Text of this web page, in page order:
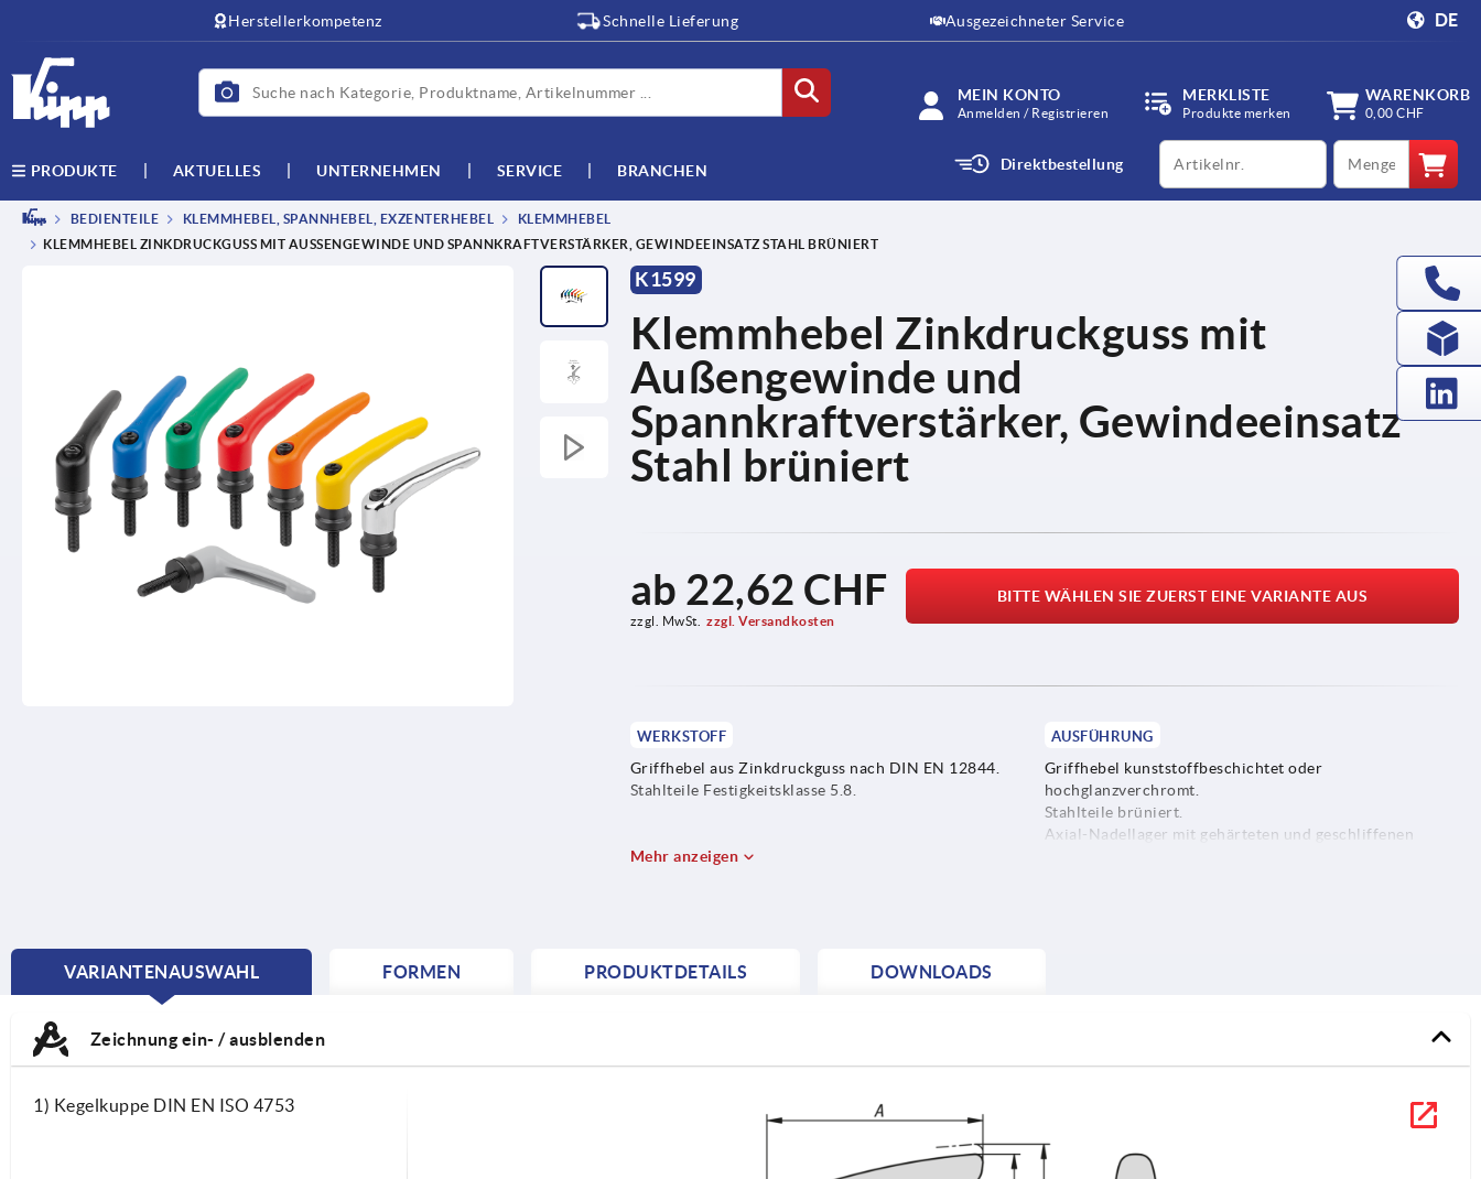
Herstellerkompetenz Schnelle Lieferung Ausgezeichneter Service DE
MEIN KONTO
Anmelden / Registrieren
MERKLISTE
Produkte merken
WARENKORB
0,00 CHF
PRODUKTE AKTUELLES UNTERNEHMEN SERVICE BRANCHEN Direktbestellung
productCode qty
BEDIENTEILE KLEMMHEBEL, SPANNHEBEL, EXZENTERHEBEL
KLEMMHEBEL
KLEMMHEBEL ZINKDRUCKGUSS MIT AUSSENGEWINDE UND SPANNKRAFTVERSTÄRKER, GEWINDEEINSATZ STAHL BRÜNIERT
K1599
Klemmhebel Zinkdruckguss mit
Außengewinde und
Spannkraftverstärker, Gewindeeinsatz
Stahl brüniert
ab 22,62 CHF
zzgl. MwSt. zzgl. Versandkosten
BITTE WÄHLEN SIE ZUERST EINE VARIANTE AUS
WERKSTOFF
Griffhebel aus Zinkdruckguss nach DIN EN 12844.
Stahlteile Festigkeitsklasse 5.8.
AUSFÜHRUNG
Griffhebel kunststoffbeschichtet oder
hochglanzverchromt.
Stahlteile brüniert.
Axial-Nadellager mit gehärteten und geschliffenen
Mehr anzeigen
VARIANTENAUSWAHL
CURRENT
FORMEN PRODUKTDETAILS DOWNLOADS
Zeichnung ein- / ausblenden
1) Kegelkuppe DIN EN ISO 4753